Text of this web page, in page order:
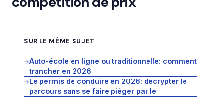
SUR LE MÊME SUJET
→Auto-école en ligne ou traditionnelle: comment
trancher en 2026
→Le permis de conduire en 2026: décrypter le
parcours sans se faire piéger par le